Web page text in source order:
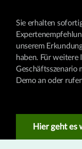
Sie erhalten
unserem
haben. Für weitere
Geschäftsszenario
Demo an oder
Hier geht es